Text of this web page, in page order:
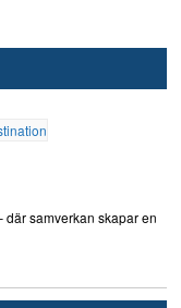
där samverkan skapar en